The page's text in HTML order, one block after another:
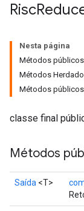
Risc
Nesta página
Métodos públicos
Métodos
Métodos públicos
classe final
Métodos
Saída <T>